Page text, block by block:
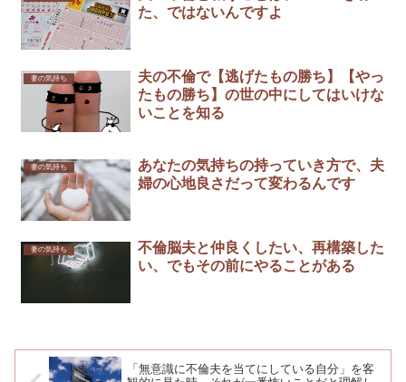
た、ではないんですよ
妻の気持ち
夫の不倫で【逃げたもの勝ち】【やっ
たもの勝ち】の世の中にしてはいけな
いことを知る
妻の気持ち
あなたの気持ちの持っていき方で、夫
婦の心地良さだって変わるんです
妻の気持ち
不倫脳夫と仲良くしたい、再構築した
い、でもその前にやることがある
「無意識に不倫夫を当てにしている自分」を客